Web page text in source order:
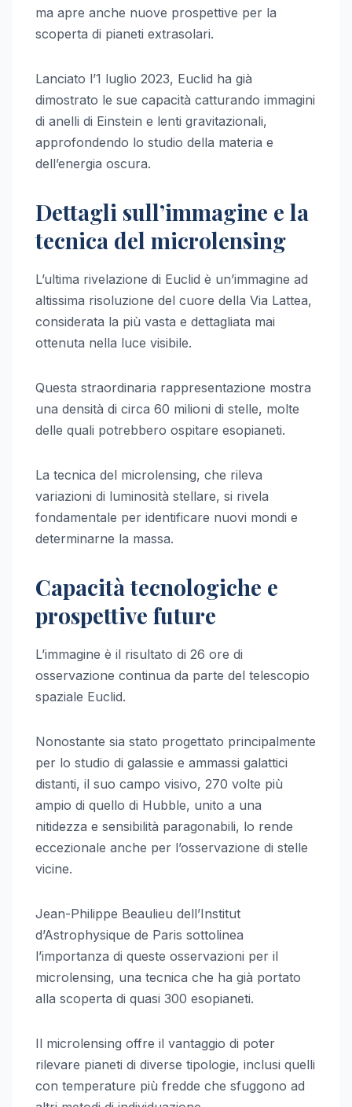
ma apre anche nuove prospettive per la
scoperta di pianeti extrasolari.
Lanciato l’1 luglio 2023, Euclid ha già
dimostrato le sue capacità catturando immagini
di anelli di Einstein e lenti gravitazionali,
approfondendo lo studio della materia e
dell’energia oscura.
Dettagli sull’immagine e la
tecnica del microlensing
L’ultima rivelazione di Euclid è un’immagine ad
altissima risoluzione del cuore della Via Lattea,
considerata la più vasta e dettagliata mai
ottenuta nella luce visibile.
Questa straordinaria rappresentazione mostra
una densità di circa 60 milioni di stelle, molte
delle quali potrebbero ospitare esopianeti.
La tecnica del microlensing, che rileva
variazioni di luminosità stellare, si rivela
fondamentale per identificare nuovi mondi e
determinarne la massa.
Capacità tecnologiche e
prospettive future
L’immagine è il risultato di 26 ore di
osservazione continua da parte del telescopio
spaziale Euclid.
Nonostante sia stato progettato principalmente
per lo studio di galassie e ammassi galattici
distanti, il suo campo visivo, 270 volte più
ampio di quello di Hubble, unito a una
nitidezza e sensibilità paragonabili, lo rende
eccezionale anche per l’osservazione di stelle
vicine.
Jean-Philippe Beaulieu dell’Institut
d’Astrophysique de Paris sottolinea
l’importanza di queste osservazioni per il
microlensing, una tecnica che ha già portato
alla scoperta di quasi 300 esopianeti.
Il microlensing offre il vantaggio di poter
rilevare pianeti di diverse tipologie, inclusi quelli
con temperature più fredde che sfuggono ad